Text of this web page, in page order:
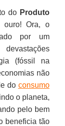
do Produto
ouro! Ora, o
por um
(fóssil na
não
do consumo
o planeta,
pelo bem
beneficia tão